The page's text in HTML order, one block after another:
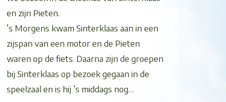
en zijn Pieten.
’s Morgens kwam Sinterklaas aan in een
zijspan van een motor en de Pieten
waren op de fiets. Daarna zijn de groepen
bij Sinterklaas op bezoek gegaan in de
speelzaal en is hij ’s middags nog…